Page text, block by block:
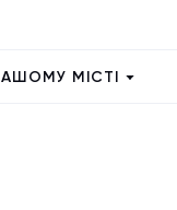
МІСТІ